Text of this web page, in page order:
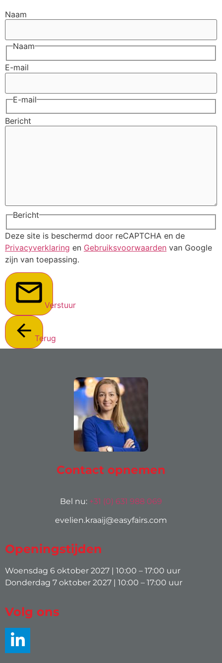
Naam
Naam
E-mail
E-mail
Bericht
Bericht
Deze site is beschermd door reCAPTCHA en de
Privacyverklaring en Gebruiksvoorwaarden van Google
zijn van toepassing.
Verstuur
Terug
Contact opnemen
Bel nu: +31 (0) 631 988 069
evelien.kraaij@easyfairs.com
Openingstijden
Woensdag 6 oktober 2027 | 10:00 – 17:00 uur
Donderdag 7 oktober 2027 | 10:00 – 17:00 uur
Volg ons